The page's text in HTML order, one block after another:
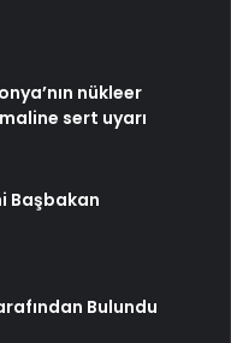
nükleer
sert uyarı
Başbakan
Bulundu